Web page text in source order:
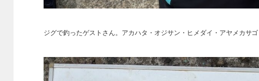
ジグで釣ったゲストさん。アカハタ・オジサン・ヒメダイ・アヤメカサゴ